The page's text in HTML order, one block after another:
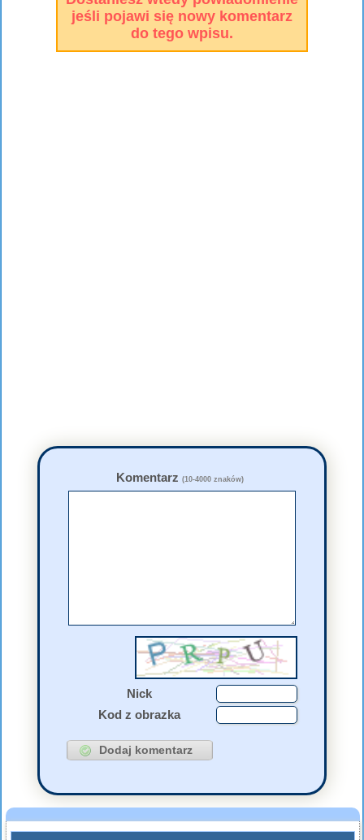
jeśli pojawi się nowy komentarz
do tego wpisu.
Komentarz (10-4000 znaków)
Nick
Kod z obrazka